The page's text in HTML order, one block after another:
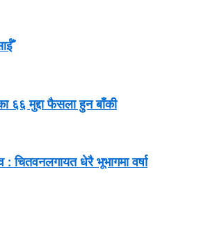
६६ मुद्दा फैसला हुन बाँकी
चितवनलगायत धेरै भूभागमा वर्षा